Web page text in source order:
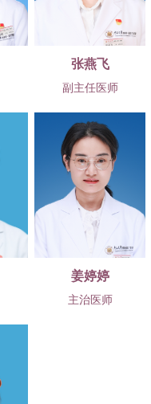
张燕飞
副主任医师
姜婷婷
主治医师